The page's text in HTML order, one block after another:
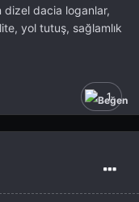
dizel dacia loganlar,
yol tutuş, sağlamlık
1